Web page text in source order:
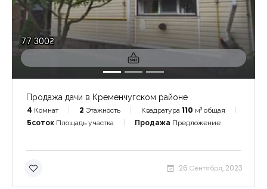
77 300₴
Продажа дачи в Кременчугском районе
4 Комнат 2 Этажность Квадратура110 м² общая
5соток Площадь участка Продажа Предложение
26 Сентября, 2023